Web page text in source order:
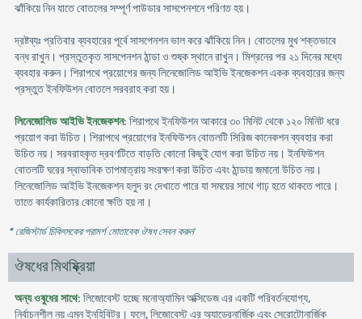
ঝাঁকিয়ে নিন যাতে বোতলের সম্পূর্ণ পাউডার সাসপেনশনে পরিণত হয়।
দ্রষ্টব্যঃ প্রতিবার ব্যবহারের পূর্বে সাসপেনশন ভাল করে ঝাঁকিয়ে নিন। বোতলের মুখ শক্তভাবে
বন্ধ রাখুন। প্রস্তুতকৃত সাসপেনশন ঠান্ডা ও শুষ্ক স্থানে রাখুন। মিশ্রনের পর ২১ দিনের মধ্যে
ব্যবহার করুন। শিরাপথে প্রয়োগের জন্য লিনেজোলিড আইভি ইনজেকশন একক ব্যবহারের জন্য
প্রস্তুত ইনফিউশন বোতলে সরবরাহ করা হয়।
লিনেজোলিড আইভি ইনজেকশন: শিরাপথে ইনফিউশন আকারে ৩০ মিনিট থেকে ১২০ মিনিট ধরে
প্রয়োগ করা উচিত। শিরাপথে প্রয়োগের ইনফিউশন বোতলটি সিরিজ কানেকশন ব্যবহার করা
উচিত নয়। সরবরাহকৃত দ্রবণটিতে বাড়তি কোনো কিছুই যোগ করা উচিত নয়। ইনফিউশন
বোতলটি ঘরের স্বাভাবিক তাপমাত্রায় সংরক্ষণ করা উচিত এবং ঠান্ডায় জমানো উচিত নয়।
লিনেজোলিড আইভি ইনজেকশন হলুদ রং দেখাতে পারে যা সময়ের সাথে গাঢ় হতে থাকতে পারে।
তাতে কার্যকারিতার কোনো ক্ষতি হয় না।
* রেজিস্টার্ড চিকিৎসকের পরামর্শ মোতাবেক ঔষধ সেবন করুন'
ঔষধের মিথষ্ক্রিয়া
অন্য ওষুধের সাথে: লিজোবেস্ট হচ্ছে মনোঅ্যামিন অক্সিডেজ এর একটি পরিবর্তনযোগ্য,
নির্বাচনশীল নয় এমন ইনহিবিটর। ফলে, লিজোবেস্ট এর অ্যাড্রেনার্জিক এবং সেরোটোনার্জিক